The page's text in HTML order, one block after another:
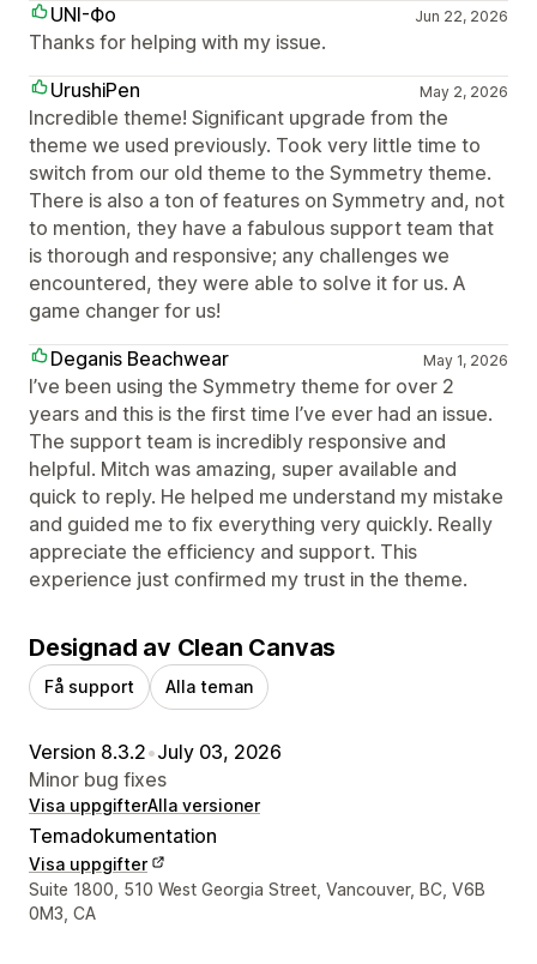
UNI-Фо
Jun 22, 2026
Thanks for helping with my issue.
UrushiPen
May 2, 2026
Incredible theme! Significant upgrade from the
theme we used previously. Took very little time to
switch from our old theme to the Symmetry theme.
There is also a ton of features on Symmetry and, not
to mention, they have a fabulous support team that
is thorough and responsive; any challenges we
encountered, they were able to solve it for us. A
game changer for us!
Deganis Beachwear
May 1, 2026
I’ve been using the Symmetry theme for over 2
years and this is the first time I’ve ever had an issue.
The support team is incredibly responsive and
helpful. Mitch was amazing, super available and
quick to reply. He helped me understand my mistake
and guided me to fix everything very quickly. Really
appreciate the efficiency and support. This
experience just confirmed my trust in the theme.
Designad av Clean Canvas
Få support Alla teman
Version 8.3.2•July 03, 2026
Minor bug fixes
Visa uppgifterAlla versioner
Temadokumentation
Visa uppgifter
Designerns kontaktuppgifter
Suite 1800, 510 West Georgia Street, Vancouver, BC, V6B
0M3, CA